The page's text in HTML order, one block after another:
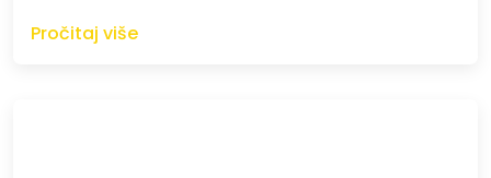
Pročitaj više